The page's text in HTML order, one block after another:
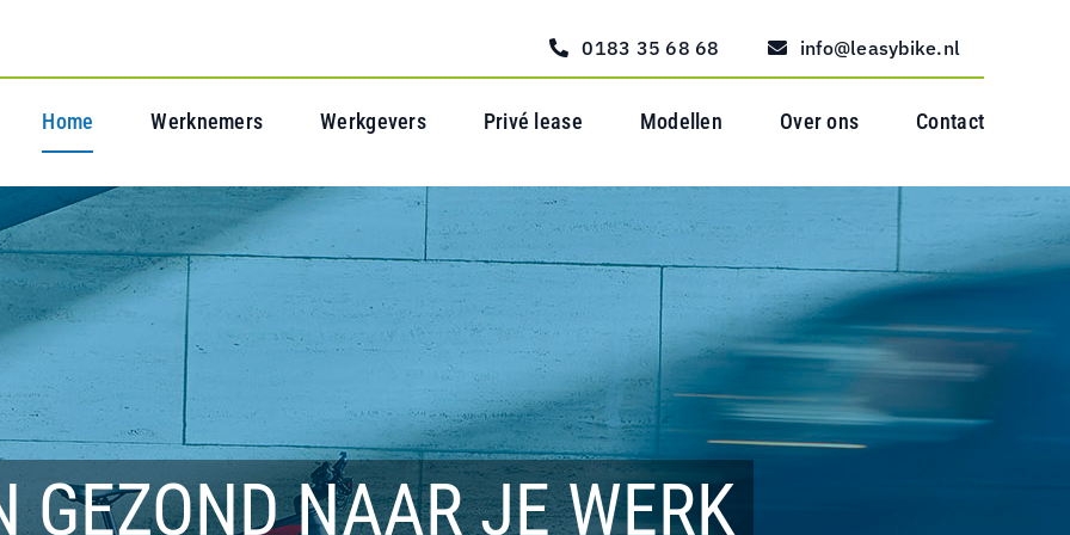
0183 35 68 68 info@leasybike.nl
Home Werknemers Werkgevers Privé lease Modellen Over ons Contact
GEZOND NAAR JE WERK